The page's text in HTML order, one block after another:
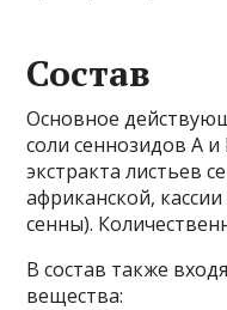
Состав
Основное
соли сеннозидов А
экстракта листьев
африканской,
сенны).
В состав также
вещества: